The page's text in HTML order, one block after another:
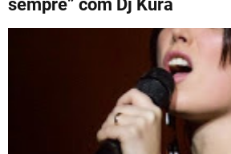
sempre” com Dj Kura